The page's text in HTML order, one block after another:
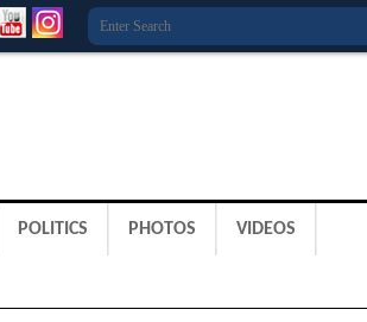
POLITICS PHOTOS VIDEOS